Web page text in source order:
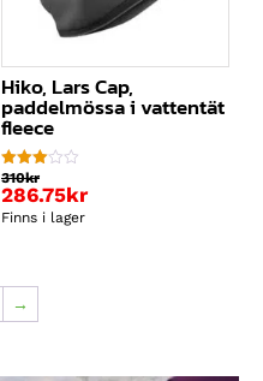
Hiko, Lars Cap,
paddelmössa i vattentät
fleece
Betygsatt
3.00
av 5
310kr
286.75kr
Finns i lager
→